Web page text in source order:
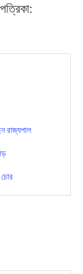
রাজ্যপাল
চোর